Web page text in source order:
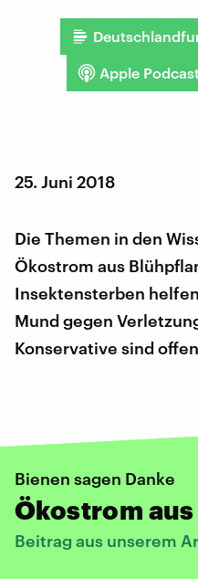
Apple
25. Juni 2018
Die Themen in den
Ökostrom aus
Insektensterben
Mund gegen
Konservative sind
Bienen sagen Danke
Ökostrom
Beitrag aus unserem